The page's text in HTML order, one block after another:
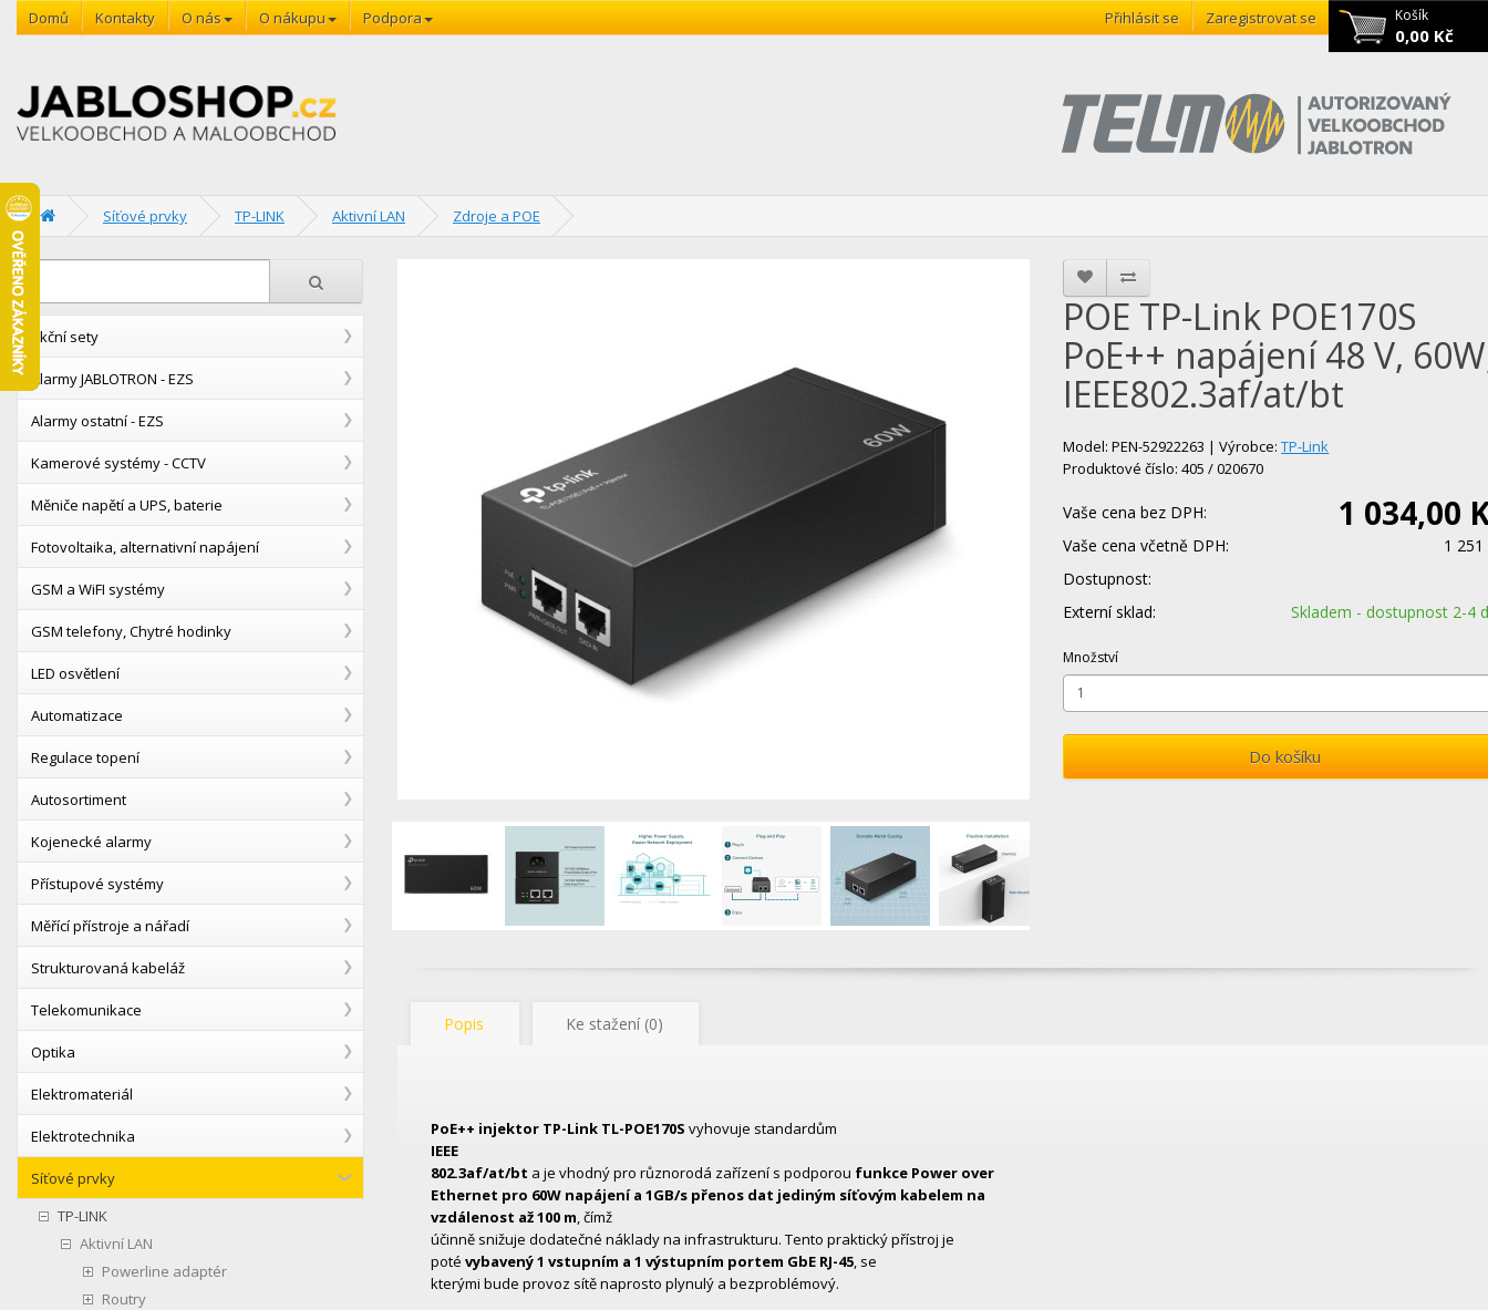
Košík
0,00 Kč
Domů Kontakty O nás O nákupu Podpora Přihlásit se Zaregistrovat se
Síťové prvky TP-LINK Aktivní LAN Zdroje a POE
Akční sety
Alarmy JABLOTRON - EZS
Alarmy ostatní - EZS
Kamerové systémy - CCTV
Měniče napětí a UPS, baterie
Fotovoltaika, alternativní napájení
GSM a WiFI systémy
GSM telefony, Chytré hodinky
LED osvětlení
Automatizace
Regulace topení
Autosortiment
Kojenecké alarmy
Přístupové systémy
Měřící přístroje a nářadí
Strukturovaná kabeláž
Telekomunikace
Optika
Elektromateriál
Elektrotechnika
Síťové prvky
TP-LINK
Aktivní LAN
Powerline adaptér
Routry
POE TP-Link POE170S
PoE++ napájení 48 V,
IEEE802.3af/at/bt
Model: PEN-52922263 | Výrobce:TP-Link
Produktové číslo: 405 / 020670
Vaše cena bez DPH: 1 034,00
Vaše cena včetně DPH:
1 251
Dostupnost:
Externí sklad:
Skladem - dostupnost 2-4
Množství
Do košíku
Popis Ke stažení (0)
PoE++ injektor TP-Link TL-POE170S vyhovuje standardům
IEEE
802.3af/at/bt a je vhodný pro různorodá zařízení s podporou funkce Power over
Ethernet pro 60W napájení a 1GB/s přenos dat jediným síťovým kabelem na
vzdálenost až 100 m, čímž
účinně snižuje dodatečné náklady na infrastrukturu. Tento praktický přístroj je
poté vybavený 1 vstupním a 1 výstupním portem GbE RJ-45, se
kterými bude provoz sítě naprosto plynulý a bezproblémový.